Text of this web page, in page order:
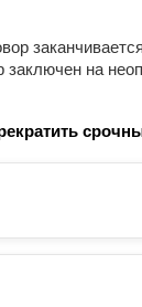
на